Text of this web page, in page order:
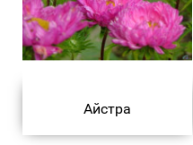
Айстра